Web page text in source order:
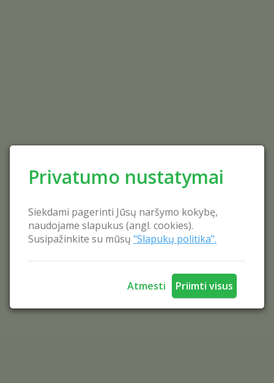
Privatumo nustatymai
Siekdami pagerinti Jūsų naršymo kokybę,
naudojame slapukus (angl. cookies).
Susipažinkite su mūsų "Slapukų politika".
Atmesti Priimti visus